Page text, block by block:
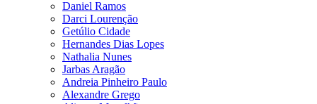
Daniel Ramos
Darci Lourenção
Getúlio Cidade
Hernandes Dias Lopes
Nathalia Nunes
Jarbas Aragão
Andreia Pinheiro Paulo
Alexandre Grego